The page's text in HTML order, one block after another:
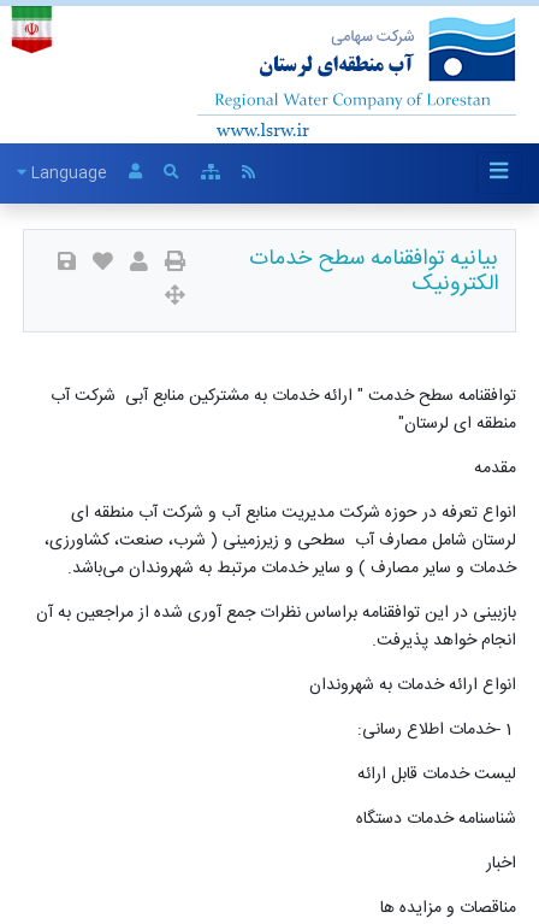
Language
بیانیه توافقنامه سطح خدمات
الکترونیک
توافقنامه سطح خدمت " ارائه خدمات به مشترکین منابع آبی شرکت آب
منطقه ای لرستان"
مقدمه
انواع تعرفه در حوزه­ شرکت­ مدیریت منابع آب و شرکت آب منطقه ای
لرستان شامل مصارف آب سطحی و زیرزمینی ( شرب، صنعت، کشاورزی،
خدمات و سایر مصارف ) و سایر خدمات مرتبط به شهروندان می‌باشد.
بازبینی در این توافقنامه براساس نظرات جمع آوری شده از مراجعین به آن
انجام خواهد پذیرفت.
انواع ارائه خدمات به شهروندان
-خدمات اطلاع رسانی:
لیست خدمات قابل ارائه
شناسنامه خدمات دستگاه
اخبار
مناقصات و مزایده ها